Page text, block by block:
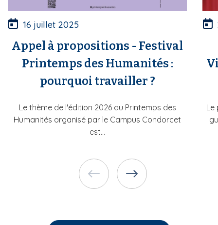
16 juillet 2025
Appel à propositions - Festival
Printemps des Humanités :
pourquoi travailler ?
Le thème de l'édition 2026 du Printemps des
Humanités organisé par le Campus Condorcet
est...
Le